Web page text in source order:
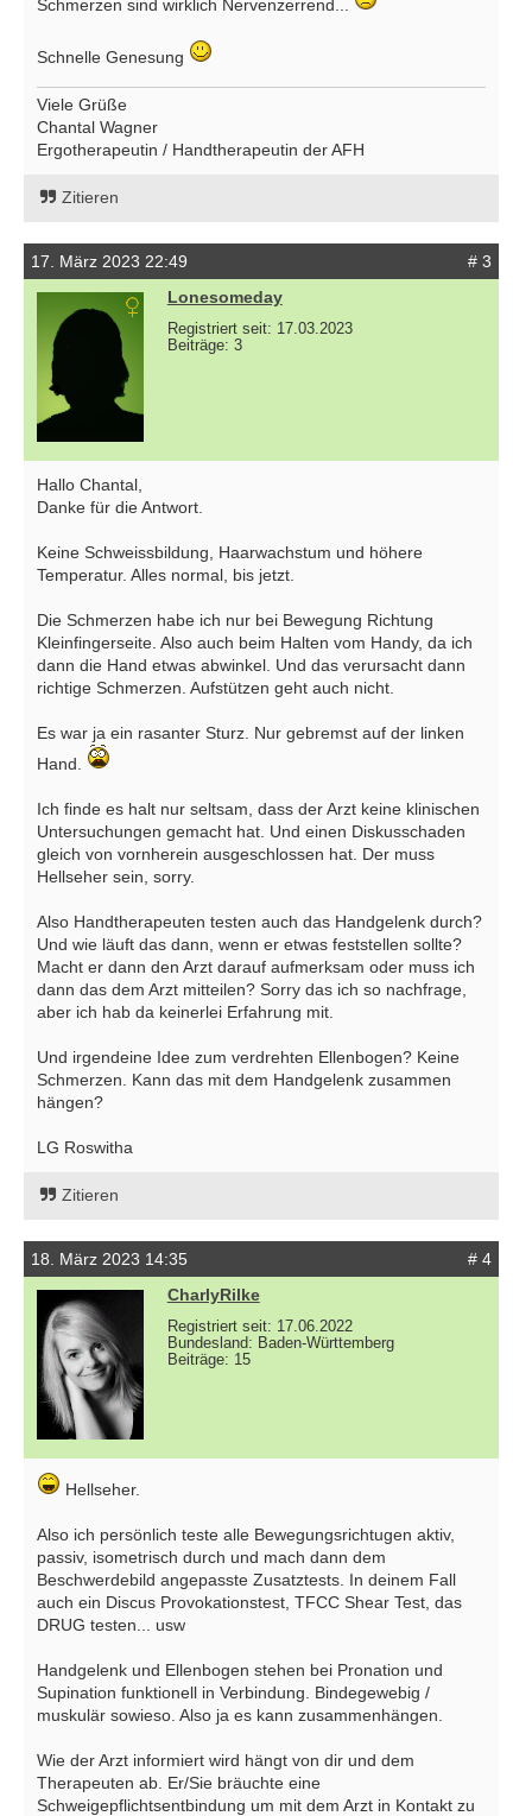
Schmerzen sind wirklich Nervenzerrend...
Schnelle Genesung
Viele Grüße
Chantal Wagner
Ergotherapeutin / Handtherapeutin der AFH
Zitieren
17. März 2023 22:49
# 3
Lonesomeday
Registriert seit: 17.03.2023
Beiträge: 3
Hallo Chantal,
Danke für die Antwort.
Keine Schweissbildung, Haarwachstum und höhere
Temperatur. Alles normal, bis jetzt.
Die Schmerzen habe ich nur bei Bewegung Richtung
Kleinfingerseite. Also auch beim Halten vom Handy, da ich
dann die Hand etwas abwinkel. Und das verursacht dann
richtige Schmerzen. Aufstützen geht auch nicht.
Es war ja ein rasanter Sturz. Nur gebremst auf der linken
Hand.
Ich finde es halt nur seltsam, dass der Arzt keine klinischen
Untersuchungen gemacht hat. Und einen Diskusschaden
gleich von vornherein ausgeschlossen hat. Der muss
Hellseher sein, sorry.
Also Handtherapeuten testen auch das Handgelenk durch?
Und wie läuft das dann, wenn er etwas feststellen sollte?
Macht er dann den Arzt darauf aufmerksam oder muss ich
dann das dem Arzt mitteilen? Sorry das ich so nachfrage,
aber ich hab da keinerlei Erfahrung mit.
Und irgendeine Idee zum verdrehten Ellenbogen? Keine
Schmerzen. Kann das mit dem Handgelenk zusammen
hängen?
LG Roswitha
Zitieren
18. März 2023 14:35
# 4
CharlyRilke
Registriert seit: 17.06.2022
Bundesland: Baden-Württemberg
Beiträge: 15
Hellseher.
Also ich persönlich teste alle Bewegungsrichtugen aktiv,
passiv, isometrisch durch und mach dann dem
Beschwerdebild angepasste Zusatztests. In deinem Fall
auch ein Discus Provokationstest, TFCC Shear Test, das
DRUG testen... usw
Handgelenk und Ellenbogen stehen bei Pronation und
Supination funktionell in Verbindung. Bindegewebig /
muskulär sowieso. Also ja es kann zusammenhängen.
Wie der Arzt informiert wird hängt von dir und dem
Therapeuten ab. Er/Sie bräuchte eine
Schweigepflichtsentbindung um mit dem Arzt in Kontakt zu